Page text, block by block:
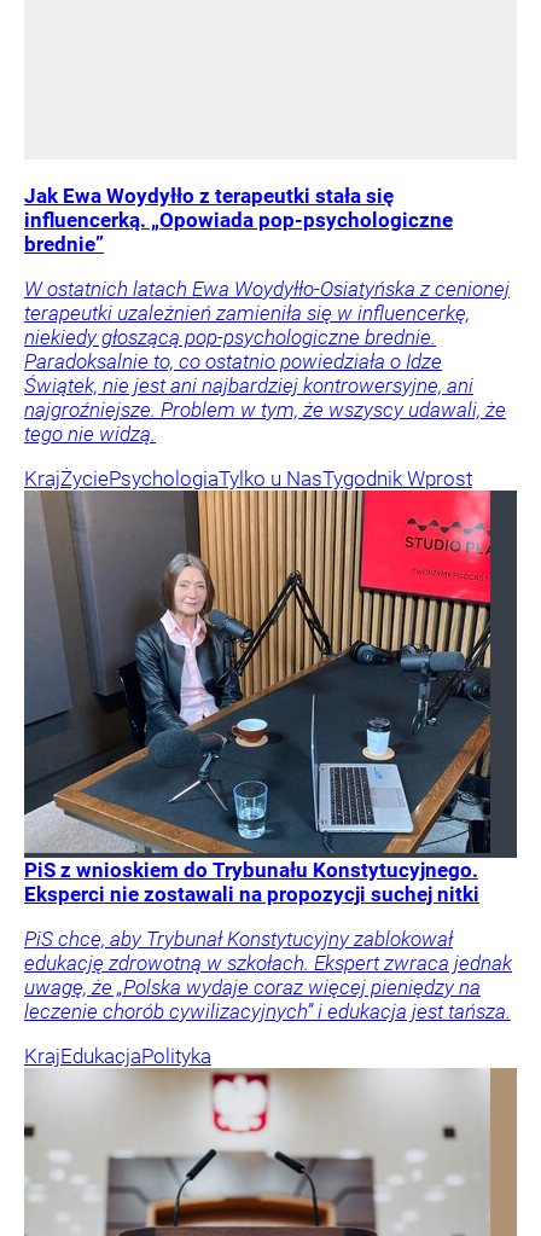
Jak Ewa Woydyłło z terapeutki stała się
influencerką. „Opowiada pop-psychologiczne
brednie”
W ostatnich latach Ewa Woydyłło-Osiatyńska z cenionej
terapeutki uzależnień zamieniła się w influencerkę,
niekiedy głoszącą pop-psychologiczne brednie.
Paradoksalnie to, co ostatnio powiedziała o Idze
Świątek, nie jest ani najbardziej kontrowersyjne, ani
najgroźniejsze. Problem w tym, że wszyscy udawali, że
tego nie widzą.
KrajŻyciePsychologiaTylko u NasTygodnik Wprost
PiS z wnioskiem do Trybunału Konstytucyjnego.
Eksperci nie zostawali na propozycji suchej nitki
PiS chce, aby Trybunał Konstytucyjny zablokował
edukację zdrowotną w szkołach. Ekspert zwraca jednak
uwagę, że „Polska wydaje coraz więcej pieniędzy na
leczenie chorób cywilizacyjnych” i edukacja jest tańsza.
KrajEdukacjaPolityka